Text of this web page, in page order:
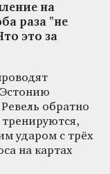
на
раза "не
это за
обратно
ударом с трёх
на картах